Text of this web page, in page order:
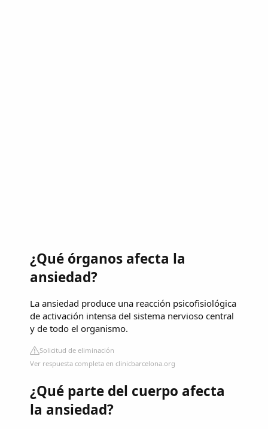
¿Qué órganos afecta la
ansiedad?
La ansiedad produce una reacción psicofisiológica
de activación intensa del sistema nervioso central
y de todo el organismo.
Solicitud de eliminación
Ver respuesta completa en clinicbarcelona.org
¿Qué parte del cuerpo afecta
la ansiedad?